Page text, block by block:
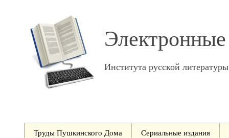
Института русской
Труды Пушкинского Дома
Сериальные издания